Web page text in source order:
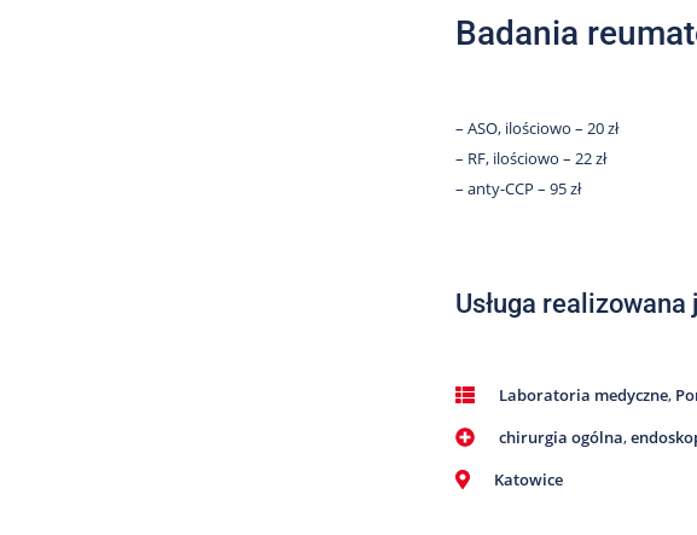
Badania
– ASO, ilościowo – 20 zł
– RF, ilościowo – 22 zł
– anty-CCP – 95 zł
Usługa
Laboratoria medyczne,
chirurgia ogólna,
Katowice